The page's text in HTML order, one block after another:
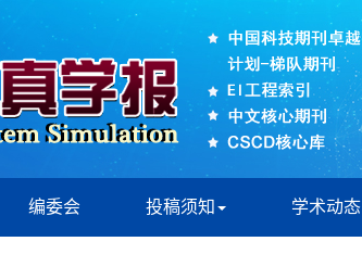
编委会 投稿须知 学术动态